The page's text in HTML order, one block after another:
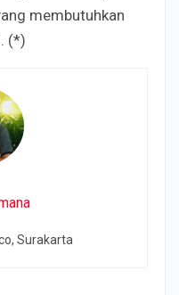
membutuhkan
(*)
Surakarta